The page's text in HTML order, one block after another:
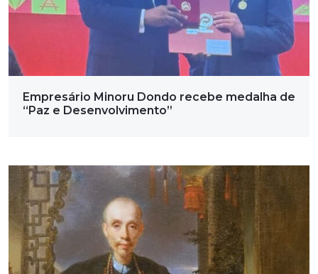
Empresário Minoru Dondo recebe medalha de
“Paz e Desenvolvimento”